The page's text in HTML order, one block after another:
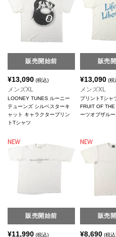
販売開始前
¥13,090 (税込)
メンズXL
LOONEY TUNES ルーニー
テューンズ シルベスターキ
ャット キャラクタープリン
トTシャツ
販売
¥13,090(税
メンズXL
プリントTシャ
FRUIT OF
ーツオブザルー
販売開始前
¥11,990 (税込)
販売
¥8,690(税込